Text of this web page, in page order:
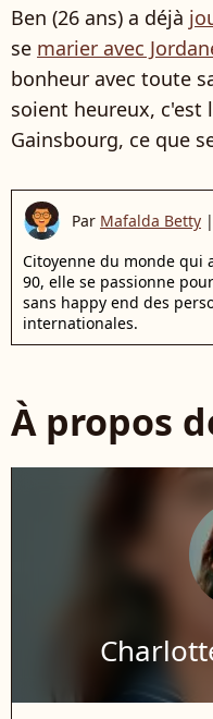
Ben (26 ans) a déjà
se marier avec
bonheur avec toute
soient heureux,
Gainsbourg, ce que
Par Mafalda Betty |
Citoyenne du monde qui
90, elle se passionne
sans happy end des
internationales.
À propos